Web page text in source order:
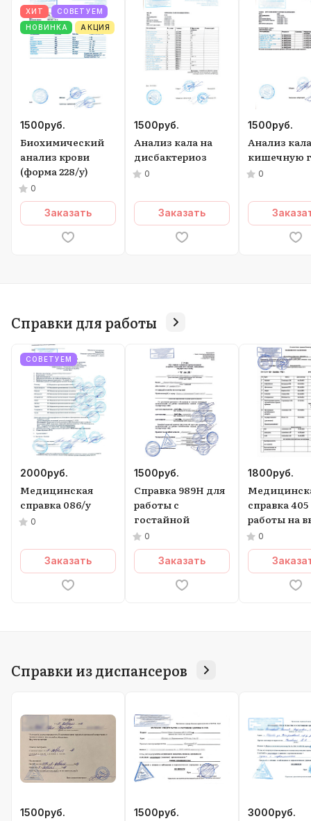
ХИТ
СОВЕТУЕМ
НОВИНКА
АКЦИЯ
1500руб.
Биохимический
анализ крови
(форма 228/у)
0
Заказать
1500руб.
Анализ кала на
дисбактериоз
0
Заказать
1500руб.
Анализ
кишечную
0
Справки для работы
СОВЕТУЕМ
2000руб.
Медицинская
справка 086/у
0
Заказать
1500руб.
Справка 989Н для
работы с
гостайной
0
Заказать
1800руб.
справка
работы на
0
Справки из диспансеров
1500руб. 1500руб. 3000руб.